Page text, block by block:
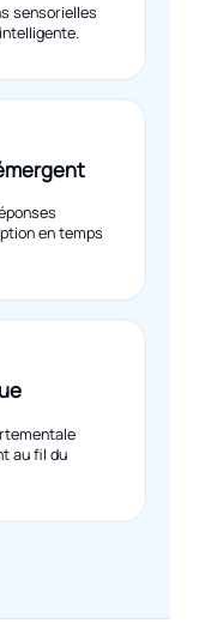
sensorielles
en temps
au fil du